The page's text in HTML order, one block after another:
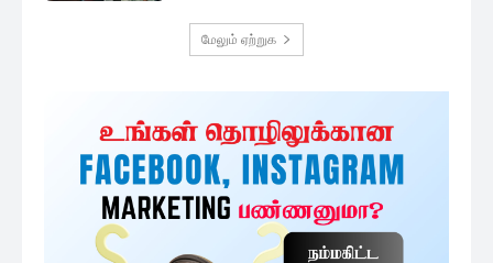
எமது குழுவில் இணைந்துகொள்ளுங்கள்.
குழுவில் இணைந்துகொள்ள
அதிகம் படிக்கப்பட்டவை
ஜனாதிபதி வேட்பாளர்களுக்கு விசேட